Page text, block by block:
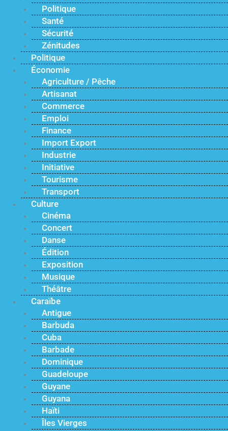
Politique
Santé
Sécurité
Zénitudes
Politique
Économie
Agriculture / Pêche
Artisanat
Commerce
Emploi
Finance
Import Export
Industrie
Initiative
Tourisme
Transport
Culture
Cinéma
Concert
Danse
Édition
Exposition
Musique
Théâtre
Caraïbe
Antigue
Barbuda
Cuba
Barbade
Dominique
Guadeloupe
Guyane
Guyana
Haïti
Îles Vierges